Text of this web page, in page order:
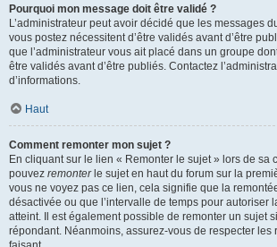
Pourquoi mon message doit être validé ?
L’administrateur peut avoir décidé que les messages
vous postez nécessitent d’être validés avant d’être
que l’administrateur vous ait placé dans un groupe
être validés avant d’être publiés. Contactez
d’informations.
Haut
Comment remonter mon sujet ?
En cliquant sur le lien « Remonter le sujet » lors de sa
pouvez remonterle sujet en haut du forum sur la
vous ne voyez pas ce lien, cela signifie que la
désactivée ou que l’intervalle de temps pour autoriser
atteint. Il est également possible de remonter un sujet
répondant. Néanmoins, assurez-vous de respecter les